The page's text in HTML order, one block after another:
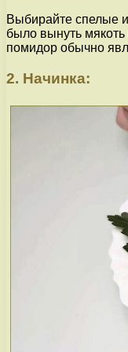
Выбирайте спелые
было вынуть
помидор обычно
2. Начинка: